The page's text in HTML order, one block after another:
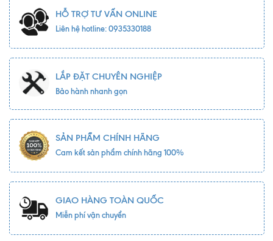
HỖ TRỢ TƯ VẤN ONLINE
Liên hệ hotline: 0935330188
LẮP ĐẶT CHUYÊN NGHIỆP
Bảo hành nhanh gọn
SẢN PHẨM CHÍNH HÃNG
Cam kết sản phẩm chính hãng 100%
GIAO HÀNG TOÀN QUỐC
Miễn phí vận chuyển